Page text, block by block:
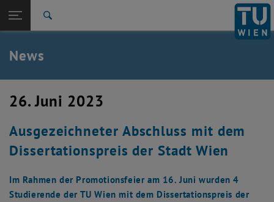
TU Login
Quicklinks
Quicklinks-Menü umschalten
Studium
Zurück: Subseiten von TU Wien auflisten
Zurück zur letzten Ebene:
TU Wien
Aktuelles
Presseaussendungen
Ausgezeichnetes
Mitteilungsblätter
, öffnet eine externe URL in einem neuen Fenster
Mitteilungsblätter
News
26. Juni 2023
Ausgezeichneter Abschluss mit dem
Dissertationspreis der Stadt Wien
Im Rahmen der Promotionsfeier am 16. Juni wurden 4
Studierende der TU Wien mit dem Dissertationspreis der